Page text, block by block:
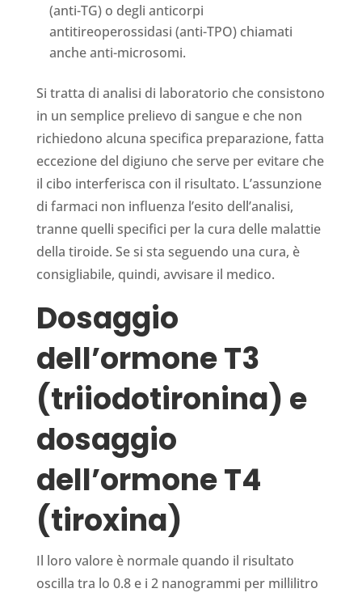
(anti-TG) o degli anticorpi
antitireoperossidasi (anti-TPO) chiamati
anche anti-microsomi.
Si tratta di analisi di laboratorio che consistono
in un semplice prelievo di sangue e che non
richiedono alcuna specifica preparazione, fatta
eccezione del digiuno che serve per evitare che
il cibo interferisca con il risultato. L’assunzione
di farmaci non influenza l’esito dell’analisi,
tranne quelli speci­fici per la cura delle malattie
della tiroide. Se si sta seguendo una cura, è
con­sigliabile, quindi, avvisare il medico.
Dosaggio
dell’ormone T3
(triiodotironina) e
dosaggio
dell’ormone T4
(tiroxina)
Il loro valore è normale quando il risultato
oscilla tra lo 0.8 e i 2 nanogrammi per millilitro